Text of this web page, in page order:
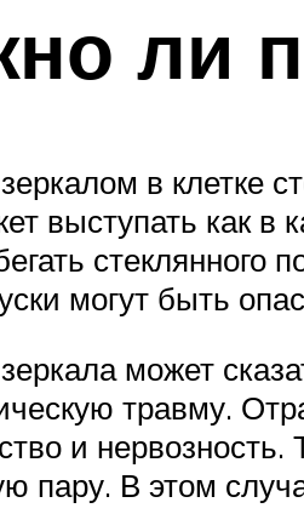
ли
в клетке
выступать как в
стеклянного
могут быть
может
травму.
и
пару. В этом